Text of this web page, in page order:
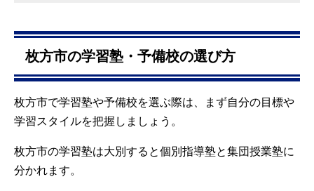
枚方市の学習塾・予備校の選び方
枚方市で学習塾や予備校を選ぶ際は、まず自分の目標や
学習スタイルを把握しましょう。
枚方市の学習塾は大別すると個別指導塾と集団授業塾に
分かれます。